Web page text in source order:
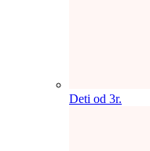
Deti od 3r.